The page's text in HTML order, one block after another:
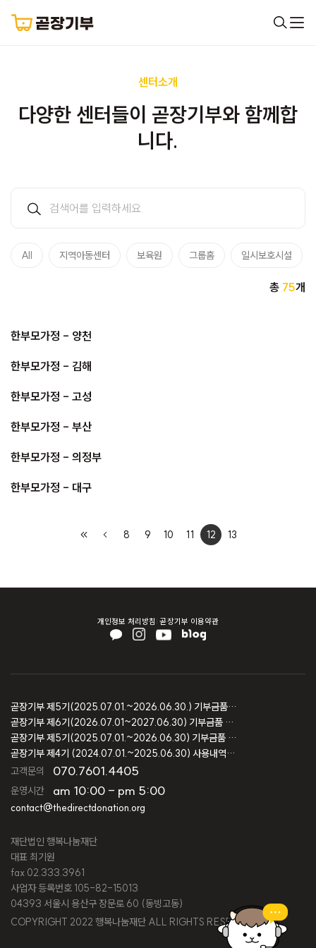
센터소개
다양한 센터들이 곧장기부와 함께합
니다.
All 지역아동센터 보육원 그룹홈 일시보호시설
총 75개
한부모가정 - 양천
한부모가정 - 김해
한부모가정 - 고성
한부모가정 - 부산
한부모가정 - 의정부
한부모가정 - 대구
8 9 10 11 12 13
개인정보 처리방침 곧장기부 이용약관
고객문의 070.7601.4405
운영시간 am 10:00 - pm 5:00
contact@thedirectdonation.org
재단법인 행복나눔재단
대표 최기원
fax 02.333.3961
사업자 등록번호 105-82-15013
04393 서울시 용산구 장문로 60 (동빙고동)
COPYRIGHT 2022 행복나눔재단 ALL RIGHTS RESERVED.
곧장기부 제5기(2025.07.01.~2026.06.30.) 기부금품 모집결과 보고
곧장기부 제6기(2026.07.01~2027.06.30) 기부금품 모집등록 보고
곧장기부 제5기(2025.07.01.~2026.06.30) 기부금품 모집등록 보고
곧장기부 제4기 (2024.07.01.~2025.06.30) 사용내역 및 회계감사 보고